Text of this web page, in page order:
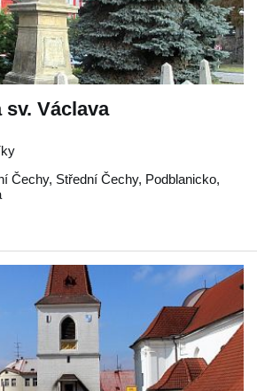
Václava
Čechy, Střední Čechy, Podblanicko,